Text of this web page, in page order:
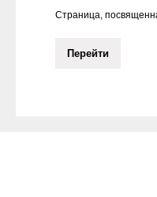
Страница,
Перейти